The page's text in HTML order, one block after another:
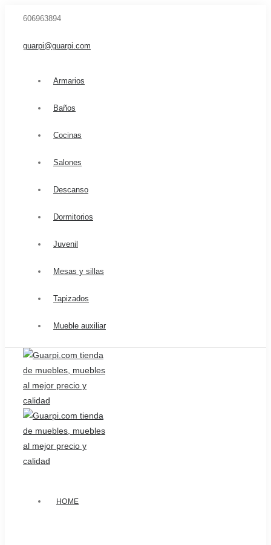
606963894
guarpi@guarpi.com
Armarios
Baños
Cocinas
Salones
Descanso
Dormitorios
Juvenil
Mesas y sillas
Tapizados
Mueble auxiliar
HOME